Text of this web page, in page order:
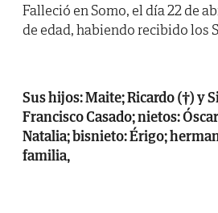
Falleció en Somo, el día 22 de
de edad, habiendo recibido los
Sus hijos: Maite; Ricardo (†) y
Francisco Casado; nietos:
Natalia; bisnieto: Érigo;
familia,